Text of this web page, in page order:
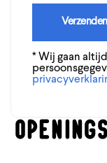
* Wij gaan